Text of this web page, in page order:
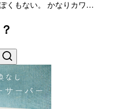
くもない。 かなりカワ…